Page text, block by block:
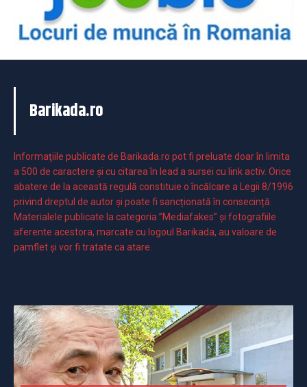
Barikada.ro
Informaţiile publicate de Barikada.ro pot fi preluate doar în limita
a 500 de caractere şi cu citarea în lead a sursei cu link activ. Orice
abatere de la această regulă constituie o încălcare a Legii 8/1996
privind dreptul de autor și poate fi sancționată în consecință.
Materialele publicate la categoria ”Mediafakes” și fotografiile
aferente acestora, marcate cu logoul Barikada, au valoare de
pamflet și vor fi tratate ca atare.